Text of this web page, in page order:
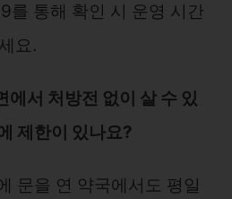
를 통해 확인 시 운영 시간
요.
서 처방전 없이 살 수 있
제한이 있나요?
문을 연 약국에서도 평일